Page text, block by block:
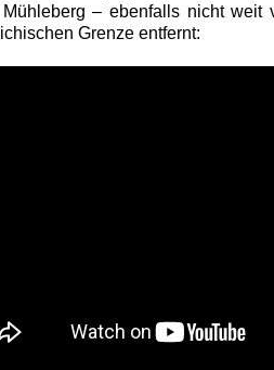
– ebenfalls nicht weit
Grenze entfernt: